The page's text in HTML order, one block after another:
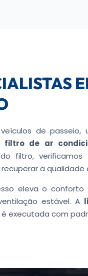
de
filtro de ar
filtro,
a qualidade
eleva o
estável. A
é executada com